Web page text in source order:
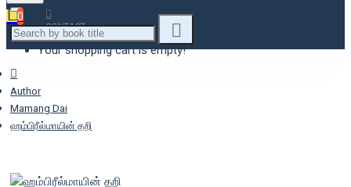
CONTACT
0
Your shopping cart is empty!
Author
Mamang Dai
ஹம்பிரீல்மாயின் தறி